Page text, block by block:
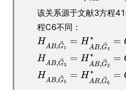
该关系源于文献3方程
程C6不同：